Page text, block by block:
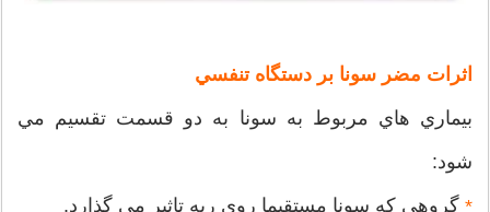
اثرات مضر سونا بر دستگاه تنفسي
بيماري‌ هاي مربوط به سونا به دو قسمت تقسيم مي
‌شود:
*گروهي كه سونا مستقيما روي ريه تاثير مي‌ گذارد.